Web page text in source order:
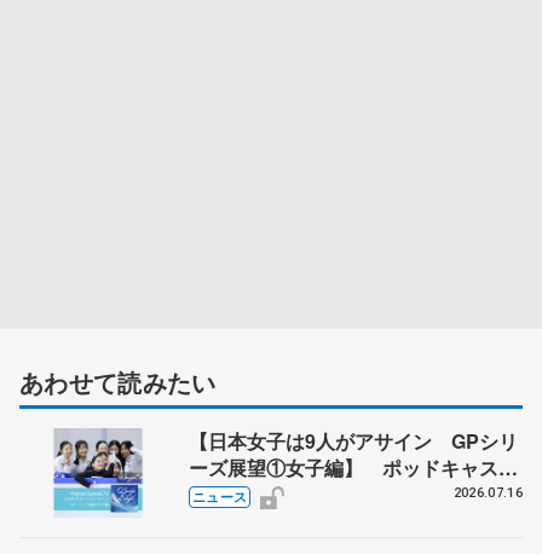
あわせて読みたい
【日本女子は9人がアサイン GPシリ
ーズ展望①女子編】 ポッドキャスト
#72を配信
ニュース 2026.07.16